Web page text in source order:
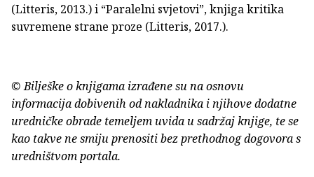
(Litteris, 2013.) i “Paralelni svjetovi”, knjiga kritika
suvremene strane proze (Litteris, 2017.).
© Bilješke o knjigama izrađene su na osnovu
informacija dobivenih od nakladnika i njihove dodatne
uredničke obrade temeljem uvida u sadržaj knjige, te se
kao takve ne smiju prenositi bez prethodnog dogovora s
uredništvom portala.